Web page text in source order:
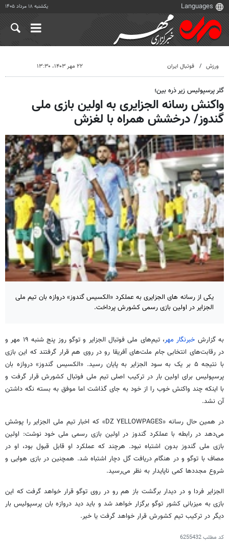
یکشنبه ۱۸ مرداد ۱۴۰۵
ورزش فوتبال ایران ۲۲ مهر ۱۴۰۳، ۱۳:۳۰
گلر پرسپولیس زیر ذره بین؛
واکنش رسانه الجزایری به اولین بازی ملی
گندوز/ درخشش همراه با لغزش
یکی از رسانه های الجزایری به عملکرد «الکسیس گندوز» دروازه بان تیم ملی
الجزایر در اولین بازی رسمی کشورش پرداخت.
به گزارش خبرنگار مهر
، تیم‌های ملی فوتبال الجزایر و توگو روز پنج شنبه ۱۹ مهر و
در رقابت‌های انتخابی جام ملت‌های آفریقا رو در روی هم قرار گرفتند که این بازی
با نتیجه ۵ بر یک به سود الجزایر به پایان رسید. «الکسیس گندوز» دروازه بان
پرسپولیس برای اولین بار در ترکیب اصلی تیم ملی فوتبال کشورش قرار گرفت و
با اینکه چند واکنش خوب را از خود به جای گذاشت اما موفق به بسته نگه داشتن
آن نشد.
در همین حال رسانه «DZ YELLOWPAGES» که اخبار تیم ملی الجزایر را پوشش
می‌دهد در رابطه با عملکرد گندوز در اولین بازی رسمی ملی خود نوشت: اولین
بازی ملی گندوز بدون اشتباه نبود. هرچند که عملکرد او قابل قبول بود، او در
مصاف با توگو و در هنگام دریافت گل دچار اشتباه شد. همچنین در بازی هوایی و
شروع مجددها کمی ناپایدار به نظر می‌رسید.
الجزایر فردا و در دیدار برگشت باز هم رو در روی توگو قرار خواهد گرفت که این
بازی به میزبانی کشور توگو برگزار خواهد شد و باید دید دروازه بان پرسپولیس بار
دیگر در ترکیب تیم کشورش قرار خواهد گرفت یا خیر.
کد مطلب6255432